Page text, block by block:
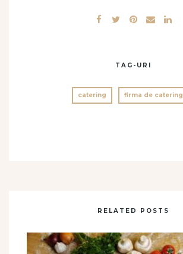
TAG-URI
catering firma de catering
RELATED POSTS